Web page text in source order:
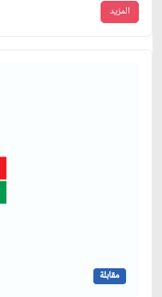
المزيد
مقابلة